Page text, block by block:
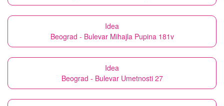
Idea
Beograd - Bulevar Mihajla Pupina 181v
Idea
Beograd - Bulevar Umetnosti 27